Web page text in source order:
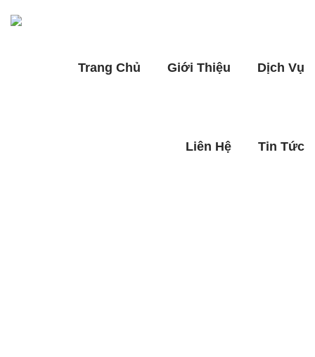
Trang Chủ Giới Thiệu Dịch Vụ
Liên Hệ Tin Tức